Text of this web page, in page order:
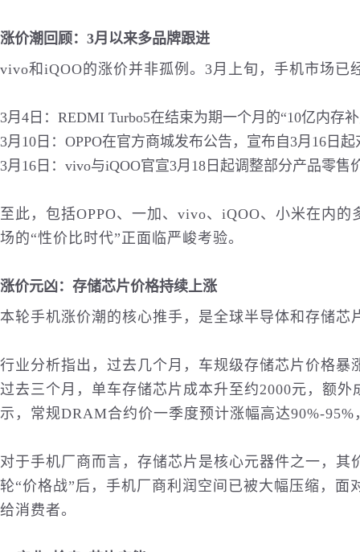
涨价潮回顾：3月以来多品牌跟进
vivo和iQOO的涨价并非孤例。3月上旬，手机市场已
3月4日：REDMI Turbo5在结束为期一个月的“10亿内存
3月10日：OPPO在官方商城发布公告，宣布自3月16日
3月16日：vivo与iQOO官宣3月18日起调整部分产品零售
至此，包括OPPO、一加、vivo、iQOO、小米在内
场的“性价比时代”正面临严峻考验。
涨价元凶：存储芯片价格持续上涨
本轮手机涨价潮的核心推手，是全球半导体和存储芯
行业分析指出，过去几个月，车规级存储芯片价格
过去三个月，单车存储芯片成本升至约2000元，额外
示，常规DRAM合约价一季度预计涨幅高达90%-
对于手机厂商而言，存储芯片是核心元器件之一，
轮“价格战”后，手机厂商利润空间已被大幅压缩，
给消费者。